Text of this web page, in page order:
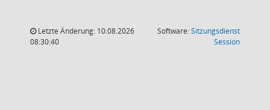
Letzte Änderung: 10.08.2026
08:30:40
Software:Sitzungsdienst
Session(Wird in